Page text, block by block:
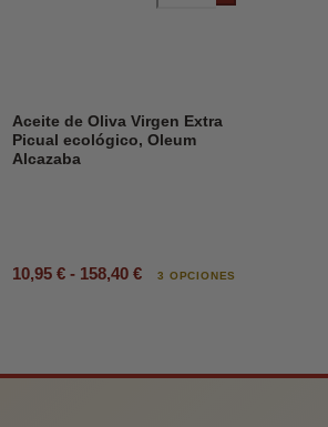
Aceite de Oliva Virgen Extra
Picual ecológico, Oleum
Alcazaba
10,95 € - 158,40 € 3 OPCIONES